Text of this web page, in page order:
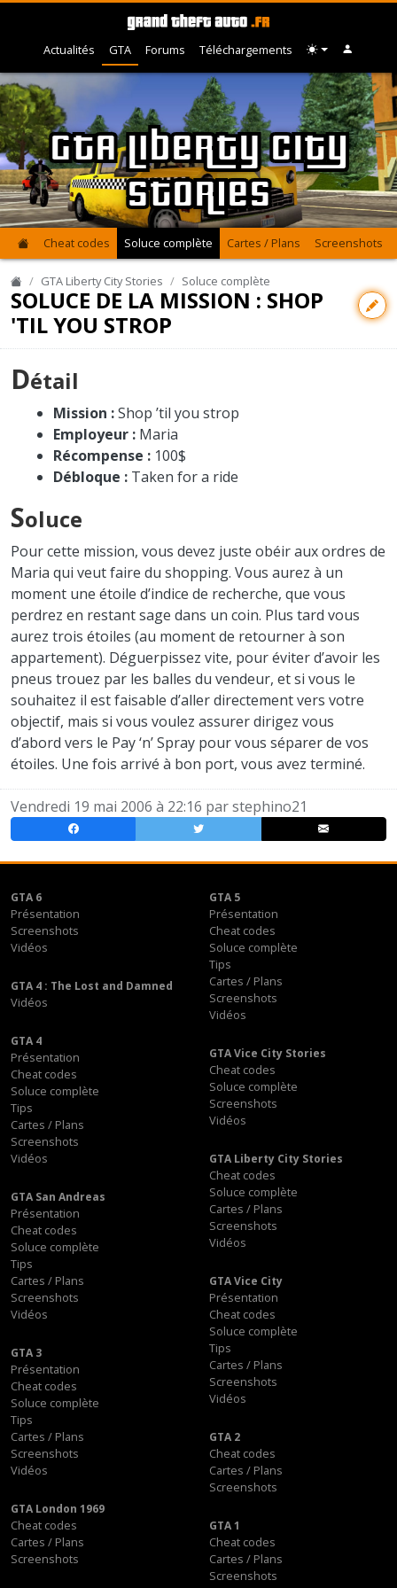
Actualités GTA Forums Téléchargements
GTA Liberty City
Stories
Cheat codes Soluce complète Cartes / Plans Screenshots
GTA Liberty City Stories Soluce complète
SOLUCE DE LA MISSION : SHOP
'TIL YOU STROP
Détail
Mission :Shop ’til you strop
Employeur : Maria
Récompense : 100$
Débloque : Taken for a ride
Soluce
Pour cette mission, vous devez juste obéir aux ordres de
Maria qui veut faire du shopping. Vous aurez à un
moment une étoile d’indice de recherche, que vous
perdrez en restant sage dans un coin. Plus tard vous
aurez trois étoiles (au moment de retourner à son
appartement). Déguerpissez vite, pour éviter d’avoir les
pneus trouez par les balles du vendeur, et si vous le
souhaitez il est faisable d’aller directement vers votre
objectif, mais si vous voulez assurer dirigez vous
d’abord vers le Pay ‘n’ Spray pour vous séparer de vos
étoiles. Une fois arrivé à bon port, vous avez terminé.
Vendredi 19 mai 2006 à 22:16 parstephino21
GTA 6
Présentation
Screenshots
Vidéos
GTA 5
Présentation
Cheat codes
Soluce complète
Tips
Cartes / Plans
Screenshots
Vidéos
GTA 4 : The Lost and Damned
Vidéos
GTA 4
Présentation
Cheat codes
Soluce complète
Tips
Cartes / Plans
Screenshots
Vidéos
GTA Vice City Stories
Cheat codes
Soluce complète
Screenshots
Vidéos
GTA Liberty City Stories
Cheat codes
Soluce complète
Cartes / Plans
Screenshots
Vidéos
GTA San Andreas
Présentation
Cheat codes
Soluce complète
Tips
Cartes / Plans
Screenshots
Vidéos
GTA Vice City
Présentation
Cheat codes
Soluce complète
Tips
Cartes / Plans
Screenshots
Vidéos
GTA 3
Présentation
Cheat codes
Soluce complète
Tips
Cartes / Plans
Screenshots
Vidéos
GTA 2
Cheat codes
Cartes / Plans
Screenshots
GTA London 1969
Cheat codes
Cartes / Plans
Screenshots
GTA 1
Cheat codes
Cartes / Plans
Screenshots